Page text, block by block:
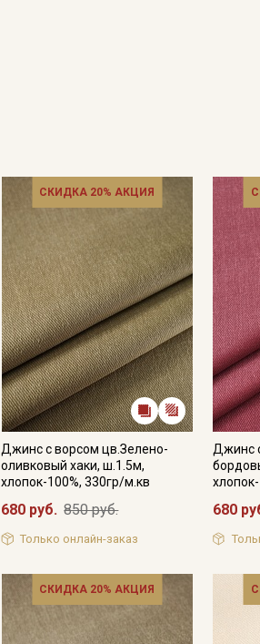
СКИДКА 20% АКЦИЯ
Джинс с ворсом цв.Зелено-
оливковый хаки, ш.1.5м,
хлопок-100%, 330гр/м.кв
680 руб. 850 руб.
Только онлайн-заказ
Джинс
680
СКИДКА 20% АКЦИЯ
Мы
промокоды
Электронная
и даю
Согласие
информационных